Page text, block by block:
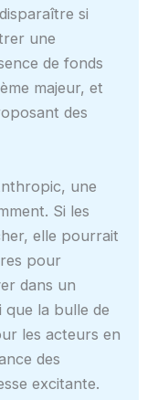
si
une
de fonds
majeur, et
des
une
Si les
elle pourrait
pour
dans un
que la bulle de
les acteurs en
des
excitante.